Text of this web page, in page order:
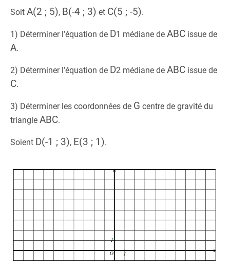
Soit A(2 ; 5), B(-4 ; 3) et C(5 ; -5).
1) Déterminer l’équation de D1 médiane de ABC issue de
A.
2) Déterminer l’équation de D2 médiane de ABC issue de
C.
3) Déterminer les coordonnées de G centre de gravité du
triangle ABC.
Soient D(-1 ; 3), E(3 ; 1).